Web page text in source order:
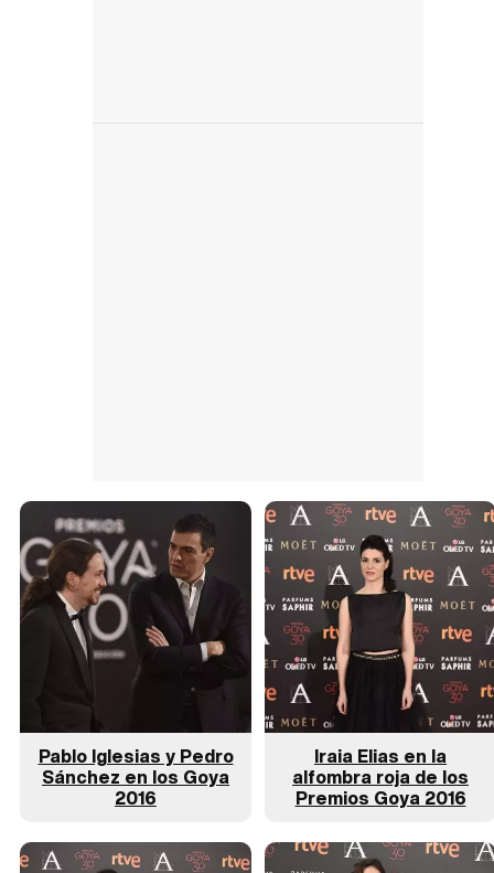
Pablo Iglesias y Pedro
Sánchez en los Goya
2016
Iraia Elias en la
alfombra roja de los
Premios Goya 2016